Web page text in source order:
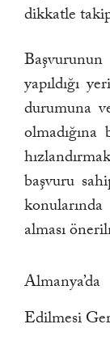
dikkatle
yapıldığı
durumuna
olmadığına
başvuru
alması
Edilmesi